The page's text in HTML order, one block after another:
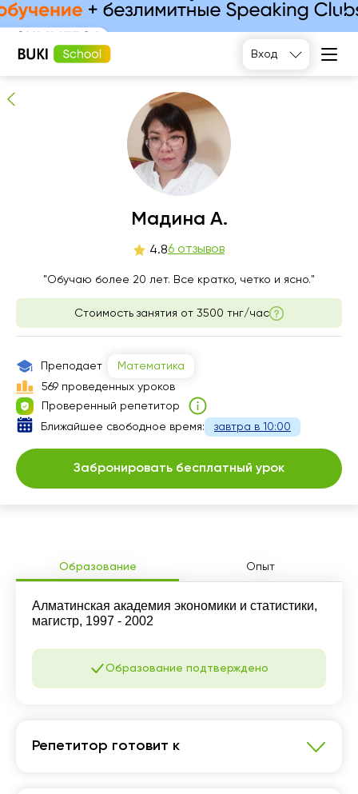
Вход
людей рекомендуют
Образование Опыт
Алматинская академия экономики и статистики,
магистр, 1997 - 2002
Образование подтверждено
Репетитор готовит к
Мадина А.
4.86 отзывов
"Обучаю более 20 лет. Все кратко, четко и ясно."
Стоимость занятия от 3500 тнг/час
Преподает
Математика
569 проведенных уроков
Проверенный репетитор
Ближайшее свободное время:
завтра в 10:00
Забронировать бесплатный урок
вс
пн
Нет
свободных
10:00 11:00 10:00